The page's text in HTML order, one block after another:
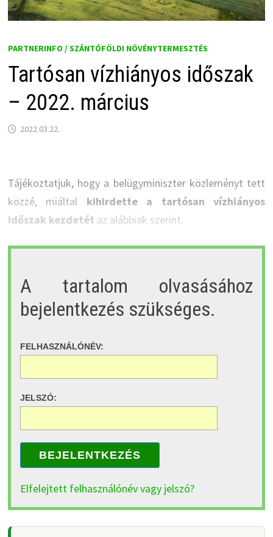
PARTNERINFO / SZÁNTÓFÖLDI NÖVÉNYTERMESZTÉS
Tartósan vízhiányos időszak
– 2022. március
2022.03.22.
Tájékoztatjuk, hogy a belügyminiszter közleményt tett
közzé, miáltal kihirdette a tartósan vízhiányos
időszak kezdetét az alábbiak szerint.
A tartalom olvasásához
bejelentkezés szükséges.
FELHASZNÁLÓNÉV:
JELSZÓ:
BEJELENTKEZÉS
Elfelejtett felhasználónév vagy jelszó?